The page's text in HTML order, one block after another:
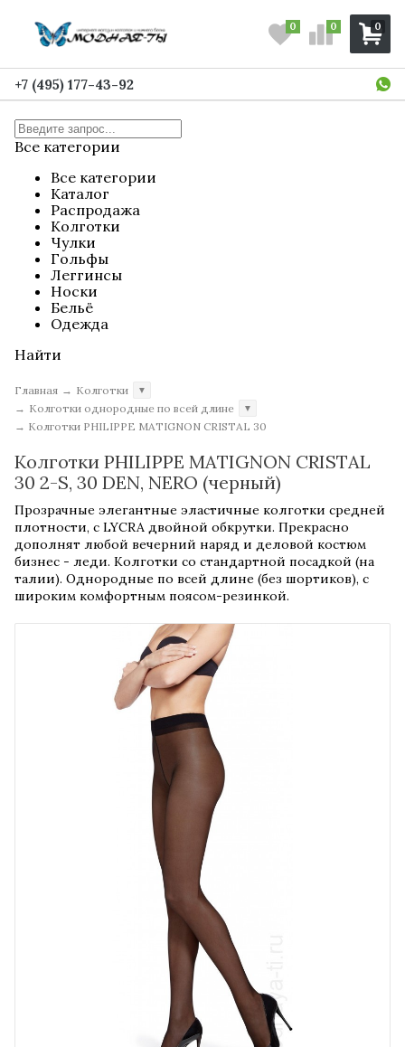
0
0 0
+7 (495) 177-43-92
Все категории
Все категории
Каталог
Распродажа
Колготки
Чулки
Гольфы
Леггинсы
Носки
Бельё
Одежда
Найти
Главная → Колготки ▼
→ Колготки однородные по всей длине ▼
→ Колготки PHILIPPE MATIGNON CRISTAL 30
Колготки PHILIPPE MATIGNON CRISTAL
30 2-S, 30 DEN, NERO (черный)
Прозрачные элегантные эластичные колготки средней
плотности, с LYCRA двойной обкрутки. Прекрасно
дополнят любой вечерний наряд и деловой костюм
бизнес - леди. Колготки со стандартной посадкой (на
талии). Однородные по всей длине (без шортиков), с
широким комфортным поясом-резинкой.